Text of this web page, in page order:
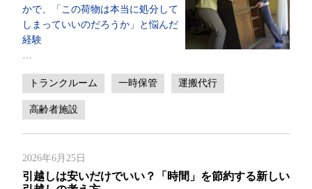
かで、「この荷物は本当に処分して
しまっていいのだろうか」と悩んだ
経験
トランクルーム 一時保管 運搬代行
高齢者施設
2026年6月25日
引越しは安いだけでいい？「時間」を節約する新しい